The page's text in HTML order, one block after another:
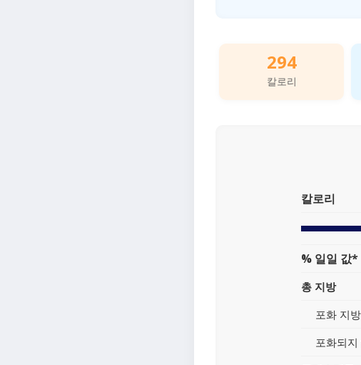
294
칼로리
칼로리
% 일일 값*
총 지방
포화 지방
포화되